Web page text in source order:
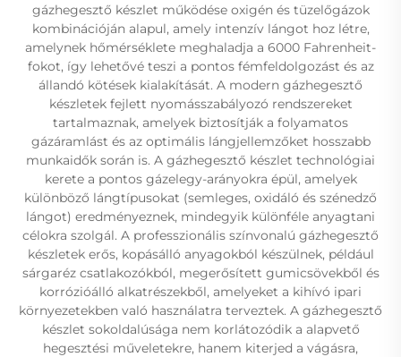
gázhegesztő készlet működése oxigén és tüzelőgázok
kombinációján alapul, amely intenzív lángot hoz létre,
amelynek hőmérséklete meghaladja a 6000 Fahrenheit-
fokot, így lehetővé teszi a pontos fémfeldolgozást és az
állandó kötések kialakítását. A modern gázhegesztő
készletek fejlett nyomásszabályozó rendszereket
tartalmaznak, amelyek biztosítják a folyamatos
gázáramlást és az optimális lángjellemzőket hosszabb
munkaidők során is. A gázhegesztő készlet technológiai
kerete a pontos gázelegy-arányokra épül, amelyek
különböző lángtípusokat (semleges, oxidáló és szénedző
lángot) eredményeznek, mindegyik különféle anyagtani
célokra szolgál. A professzionális színvonalú gázhegesztő
készletek erős, kopásálló anyagokból készülnek, például
sárgaréz csatlakozókból, megerősített gumicsövekből és
korrózióálló alkatrészekből, amelyeket a kihívó ipari
környezetekben való használatra terveztek. A gázhegesztő
készlet sokoldalúsága nem korlátozódik a alapvető
hegesztési műveletekre, hanem kiterjed a vágásra,